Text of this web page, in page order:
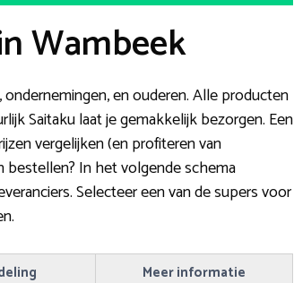
Wambeek
en ouderen. Alle producten
Saitaku laat je gemakkelijk bezorgen. Een
vergelijken (en profiteren van
In het volgende schema
Selecteer een van de supers voor
Meer informatie